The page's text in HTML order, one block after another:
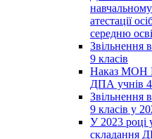
атестації
середню
Звільнення
9 класів
Наказ МОН
ДПА учнів 4
Звільнення
9 класів у
У 2023 році
складання